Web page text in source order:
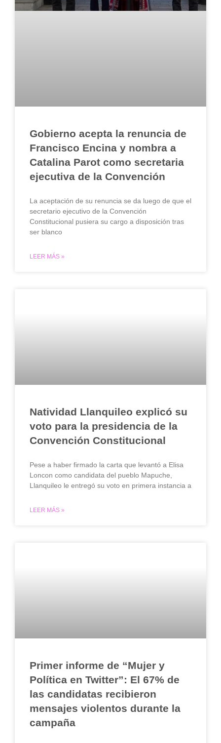
Gobierno acepta la renuncia de
Francisco Encina y nombra a
Catalina Parot como secretaria
ejecutiva de la Convención
La aceptación de su renuncia se da luego de que el
secretario ejecutivo de la Convención
Constitucional pusiera su cargo a disposición tras
ser blanco
LEER MÁS »
Natividad Llanquileo explicó su
voto para la presidencia de la
Convención Constitucional
Pese a haber firmado la carta que levantó a Elisa
Loncon como candidata del pueblo Mapuche,
Llanquileo le entregó su voto en primera instancia a
LEER MÁS »
Primer informe de “Mujer y
Política en Twitter”: El 67% de
las candidatas recibieron
mensajes violentos durante la
campaña